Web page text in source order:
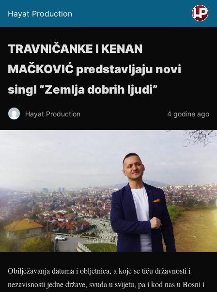
Hayat Production
TRAVNIČANKE I KENAN
MAČKOVIĆ predstavljaju novi
singl “Zemlja dobrih ljudi”
Hayat Production 4 godine ago
Obilježavanja datuma i obljetnica, a koje se tiču državnosti i
nezavisnosti jedne države, svuda u svijetu, pa i kod nas u Bosni i